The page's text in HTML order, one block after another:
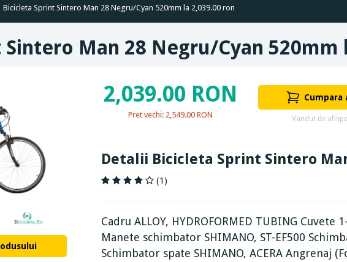
Bicicleta Sprint Sintero Man 28 Negru/Cyan 520mm la 2,039.00 ron
Man 28 Negru/Cyan 520mm
2,039.00 RON
Pret vechi: 2,549.00 RON
Cumpara
Vandut de
Detalii Bicicleta Sprint Sintero
(1)
Cadru ALLOY, HYDROFORMED TUBING Cuvete
Manete schimbator SHIMANO, ST-EF500
Schimbator spate SHIMANO, ACERA Angrenaj